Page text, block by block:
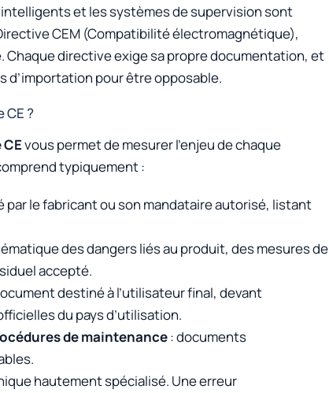
et les systèmes de supervision sont
CEM (Compatibilité électromagnétique),
Chaque directive exige sa propre documentation, et
d’importation pour être opposable.
?
vous permet de mesurer l’enjeu de chaque
typiquement :
par le fabricant ou son mandataire autorisé, listant
des dangers liés au produit, des mesures de
accepté.
destiné à l’utilisateur final, devant
du pays d’utilisation.
de maintenance: documents
hautement spécialisé. Une erreur